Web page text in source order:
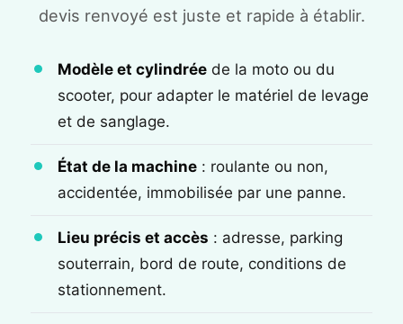
devis renvoyé est juste et rapide à établir.
Modèle et cylindrée de la moto ou du
scooter, pour adapter le matériel de levage
et de sanglage.
État de la machine : roulante ou non,
accidentée, immobilisée par une panne.
Lieu précis et accès : adresse, parking
souterrain, bord de route, conditions de
stationnement.